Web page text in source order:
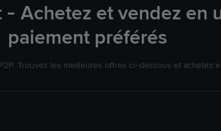
Achetez et vendez en
paiement préférés
Trouvez les meilleures offres ci-dessous et achetez